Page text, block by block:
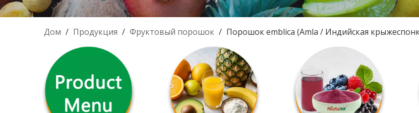
Дом / Продукция / Фруктовый порошок / Порошок emblica (Amla / Индийская